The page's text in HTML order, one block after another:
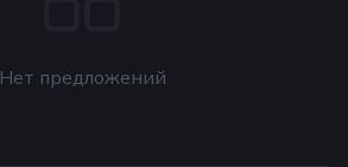
Нет предложений